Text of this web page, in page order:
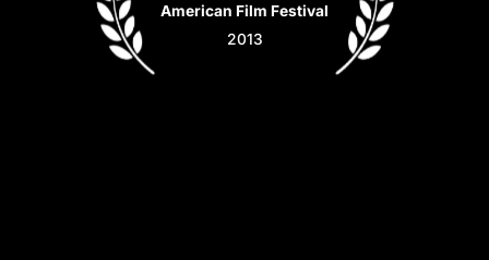
American Film Festival
2013